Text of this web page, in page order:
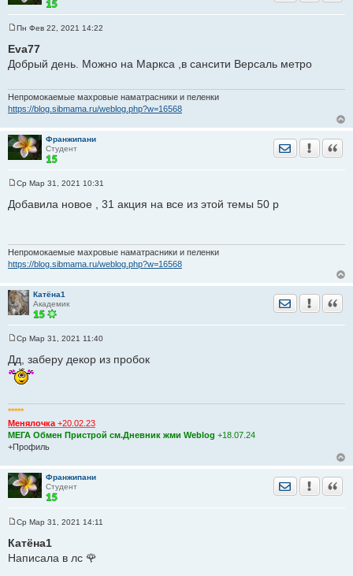
о
б
н
и
е
Пн Фев 22, 2021 14:22
Eva77
Добрый день. Можно на Маркса ,в сансити Версаль метро
Непромокаемые махровые наматрасники и пеленки
https://blog.sibmama.ru/weblog.php?w=16568
Франжипани
Студент
Отправить
о
н
и
е
Ср Мар 31, 2021 10:31
Добавила новое , 31 акция на все из этой темы 50 р
Непромокаемые махровые наматрасники и пеленки
https://blog.sibmama.ru/weblog.php?w=16568
Катёна1
Академик
Отправить
о
б
щ
н
и
е
Ср Мар 31, 2021 11:40
Дд, заберу декор из пробок
*****
Менялочка +20.02.23
МЕГА Обмен Пристрой см.Дневник жми Weblog +18.07.24
+Профиль
Франжипани
Студент
Отправить
о
б
Ср Мар 31, 2021 14:11
Катёна1
Написала в лс 🌹